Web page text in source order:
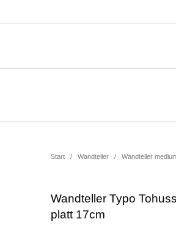
Taschen/Turnbeutel
Start / Wandteller / Wandteller
Wandteller Typo
platt 17cm